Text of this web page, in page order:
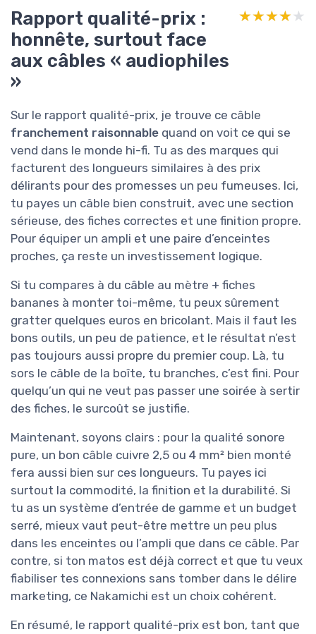
Rapport qualité-prix :
honnête, surtout face
aux câbles « audiophiles
»
★★★★★
★★★★★
Sur le rapport qualité-prix, je trouve ce câble
franchement raisonnable quand on voit ce qui se
vend dans le monde hi-fi. Tu as des marques qui
facturent des longueurs similaires à des prix
délirants pour des promesses un peu fumeuses. Ici,
tu payes un câble bien construit, avec une section
sérieuse, des fiches correctes et une finition propre.
Pour équiper un ampli et une paire d’enceintes
proches, ça reste un investissement logique.
Si tu compares à du câble au mètre + fiches
bananes à monter toi-même, tu peux sûrement
gratter quelques euros en bricolant. Mais il faut les
bons outils, un peu de patience, et le résultat n’est
pas toujours aussi propre du premier coup. Là, tu
sors le câble de la boîte, tu branches, c’est fini. Pour
quelqu’un qui ne veut pas passer une soirée à sertir
des fiches, le surcoût se justifie.
Maintenant, soyons clairs : pour la qualité sonore
pure, un bon câble cuivre 2,5 ou 4 mm² bien monté
fera aussi bien sur ces longueurs. Tu payes ici
surtout la commodité, la finition et la durabilité. Si
tu as un système d’entrée de gamme et un budget
serré, mieux vaut peut-être mettre un peu plus
dans les enceintes ou l’ampli que dans ce câble. Par
contre, si ton matos est déjà correct et que tu veux
fiabiliser tes connexions sans tomber dans le délire
marketing, ce Nakamichi est un choix cohérent.
En résumé, le rapport qualité-prix est bon, tant que